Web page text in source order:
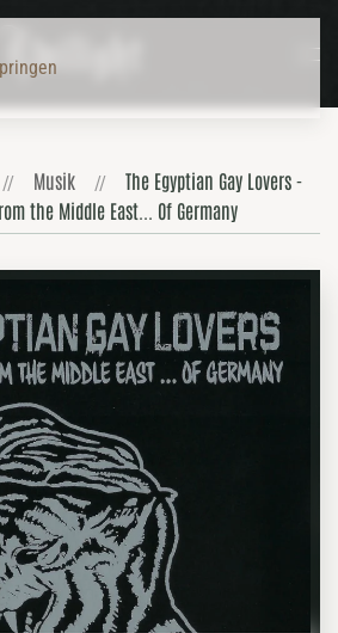
Musik
The Egyptian Gay Lovers -
the Middle East... Of Germany